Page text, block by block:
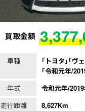
買取金額
車種
｢トヨタ｣｢ヴ
｢令和元年/
年式
令和元年/
走行距離
8,627Km